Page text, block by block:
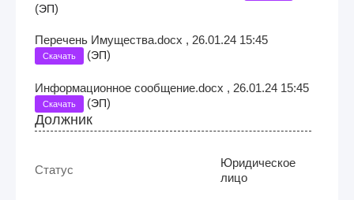
(ЭП)
Перечень Имущества.docx , 26.01.24 15:45
Скачать (ЭП)
Информационное сообщение.docx , 26.01.24 15:45
Скачать (ЭП)
Должник
Статус
Юридическое
лицо